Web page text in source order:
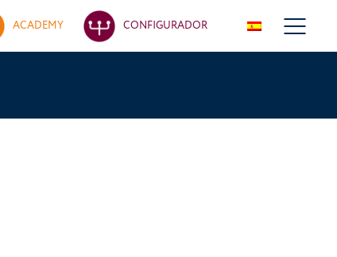
ACADEMY CONFIGURADOR